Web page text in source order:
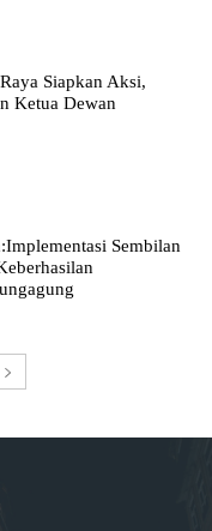
Siapkan Aksi,
Ketua Dewan
Sembilan